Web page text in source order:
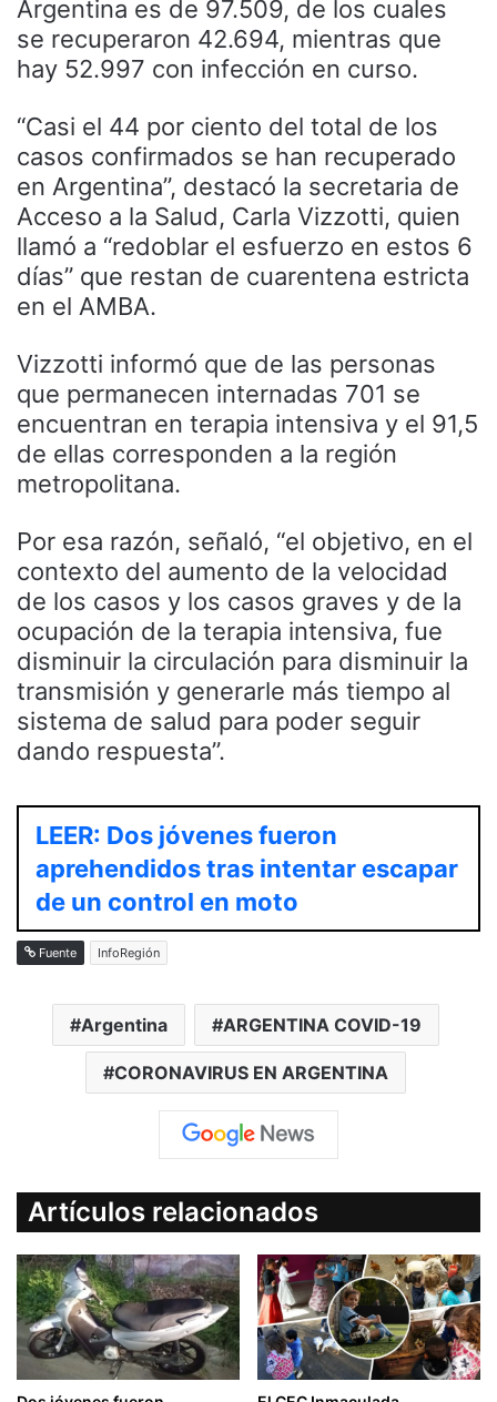
Argentina es de 97.509, de los cuales
se recuperaron 42.694, mientras que
hay 52.997 con infección en curso.
“Casi el 44 por ciento del total de los
casos confirmados se han recuperado
en Argentina”, destacó la secretaria de
Acceso a la Salud, Carla Vizzotti, quien
llamó a “redoblar el esfuerzo en estos 6
días” que restan de cuarentena estricta
en el AMBA.
Vizzotti informó que de las personas
que permanecen internadas 701 se
encuentran en terapia intensiva y el 91,5
de ellas corresponden a la región
metropolitana.
Por esa razón, señaló, “el objetivo, en el
contexto del aumento de la velocidad
de los casos y los casos graves y de la
ocupación de la terapia intensiva, fue
disminuir la circulación para disminuir la
transmisión y generarle más tiempo al
sistema de salud para poder seguir
dando respuesta”.
LEER: Dos jóvenes fueron
aprehendidos tras intentar escapar
de un control en moto
Fuente InfoRegión
Argentina ARGENTINA COVID-19
CORONAVIRUS EN ARGENTINA
Artículos relacionados